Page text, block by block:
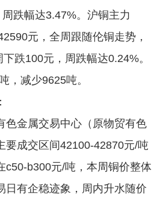
跌幅达3.47%。沪铜主力
元，全周跟随伦铜走势，
跌100元，周跌幅达0.24%。
，减少9625吨。
金属交易中心（原物贸有色
要成交区间42100-42870元/吨
c50-b300元/吨，本周铜价整体
日有企稳迹象，周内升水随价